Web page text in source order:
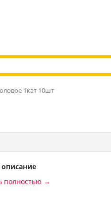
1кат 10шт
полностью →